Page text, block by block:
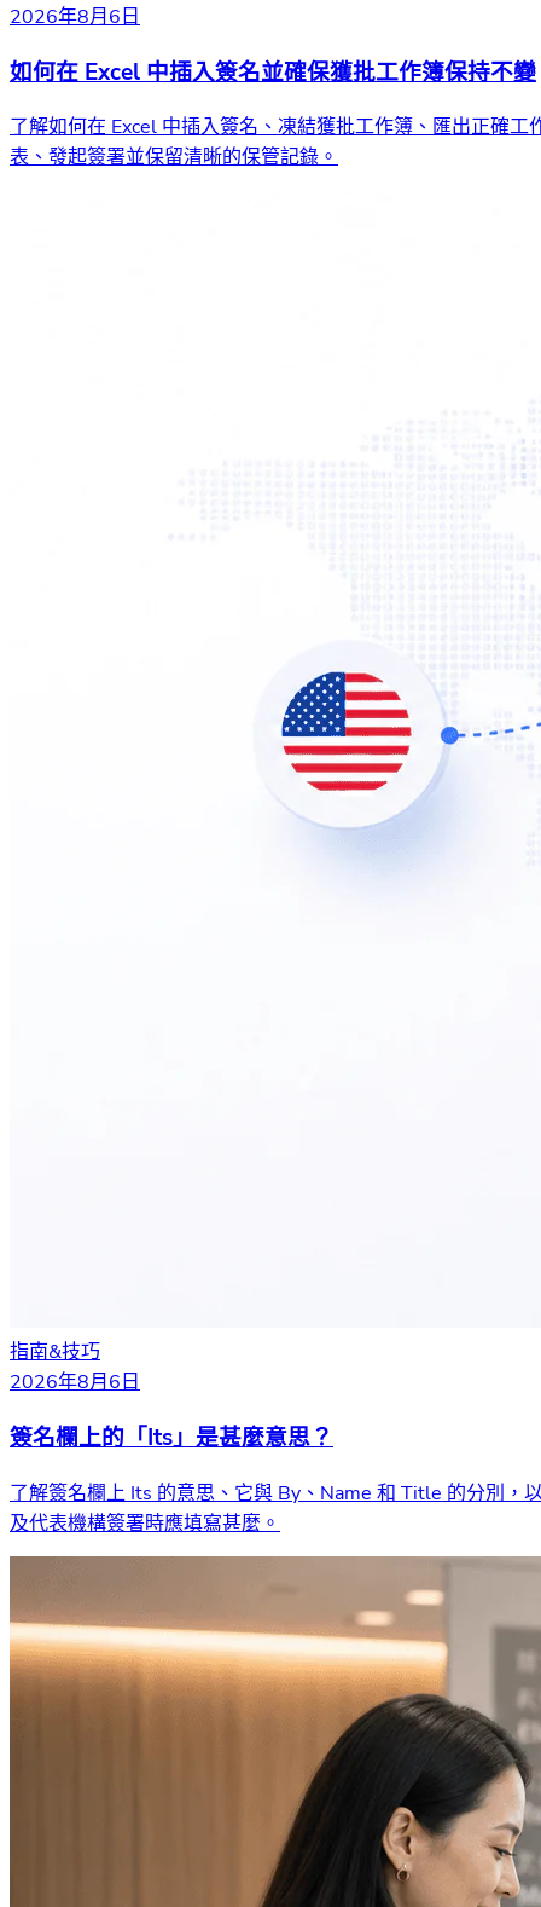
2026年8月6日
如何在 Excel 中插入簽名並確保獲批工作簿保持不變
了解如何在 Excel 中插入簽名、凍結獲批工作簿、匯出正確工
表、發起簽署並保留清晰的保管記錄。
指南&技巧
2026年8月6日
簽名欄上的「Its」是甚麼意思？
了解簽名欄上 Its 的意思、它與 By、Name 和 Title 的分別，
及代表機構簽署時應填寫甚麼。